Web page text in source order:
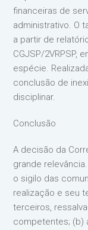
financeiras de
administrativo. O
a partir de
CGJSP/2VRPSP,
espécie.
conclusão de
disciplinar.
Conclusão
A decisão da
grande
o sigilo das
realização e seu
terceiros,
competentes; (b)